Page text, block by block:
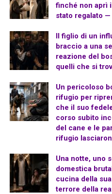
finché non aprì
stato regalato
Il figlio di un
braccio a una
reazione del
quelli che si
Un pericoloso
rifugio per
che il suo
corso subito
del cane e le
rifugio
Una notte, uno
domestica
cucina della
terrore della